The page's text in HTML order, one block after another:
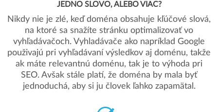
JEDNO SLOVO, ALEBO VIAC?
Nikdy nie je zlé, keď doména obsahuje kľúčové slová,
na ktoré sa snažíte stránku optimalizovať vo
vyhľadávačoch. Vyhladávače ako napríklad Google
použivajú pri vyhľadávaní výsledkov aj doménu, takže
ak máte relevantnú doménu, tak je to výhoda pri
SEO. Avšak stále platí, že doména by mala byť
jednoduchá, aby si ju človek ľahko zapamätal.